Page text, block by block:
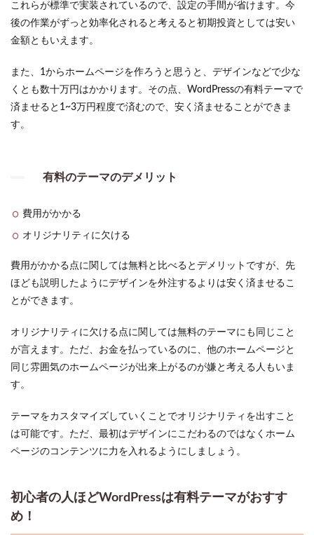
これらが標準で実装されているので、設定の手間が省けます。今
後の作業がずっと効率化されると考えると初期投資としては安い
金額ともいえます。
また、1からホームページを作ろうと思うと、デザインなどで少な
くとも数十万円はかかります。その点、WordPressの有料テーマで
済ませると1~3万円程度で済むので、安く済ませることができま
す。
有料のテーマのデメリット
費用がかかる
オリジナリティに欠ける
費用がかかる点に関しては無料と比べるとデメリットですが、先
ほども説明したようにデザインを外注するよりは安く済ませるこ
とができます。
オリジナリティに欠ける点に関しては無料のテーマにも同じこと
が言えます。ただ、お金を払っているのに、他のホームページと
同じ雰囲気のホームページが出来上がるのが嫌と考える人もいま
す。
テーマをカスタマイズしていくことでオリジナリティを出すこと
は可能です。ただ、最初はデザインにこだわるのではなくホーム
ページのコンテンツに力を入れるようにしましょう。
初心者の人ほどWordPressは有料テーマがおすす
め！